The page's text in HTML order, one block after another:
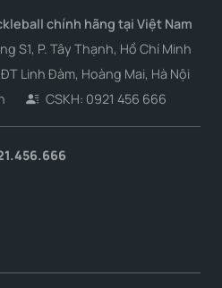
chính hãng tại Việt Nam
S1, P. Tây Thạnh, Hồ Chí Minh
Linh Đàm, Hoàng Mai, Hà Nội
CSKH: 0921 456 666